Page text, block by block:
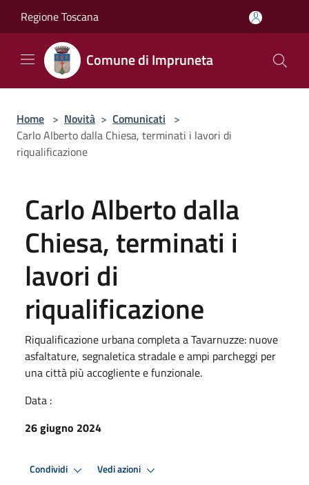
Regione Toscana
Comune di Impruneta
Home > Novità > Comunicati >
Carlo Alberto dalla Chiesa, terminati i lavori di
riqualificazione
Carlo Alberto dalla
Chiesa, terminati i
lavori di
riqualificazione
Riqualificazione urbana completa a Tavarnuzze: nuove
asfaltature, segnaletica stradale e ampi parcheggi per
una città più accogliente e funzionale.
Data :
26 giugno 2024
Condividi Vedi azioni